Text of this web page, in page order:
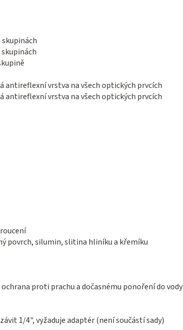
skupinách
skupinách
antireflexní vrstva na všech optických prvcích
antireflexní vrstva na všech optických prvcích
povrch, silumin, slitina hliníku a křemíku
proti prachu a dočasnému ponoření do vody
1/4", vyžaduje adaptér (není součástí sady)